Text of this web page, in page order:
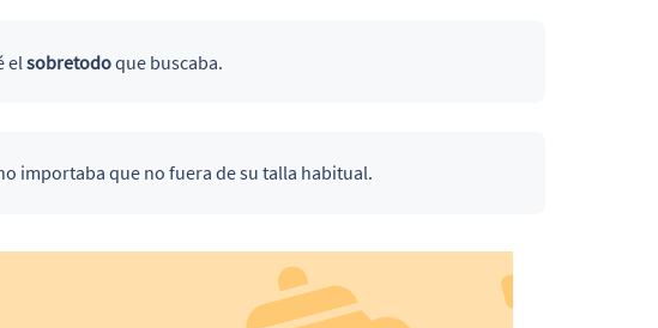
el sobretodoque buscaba.
importaba que no fuera de su talla habitual.